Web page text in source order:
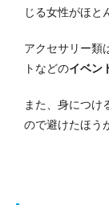
じる女性がほと
アクセサリー類
トなどのイベン
また、身につけ
ので避けたほう